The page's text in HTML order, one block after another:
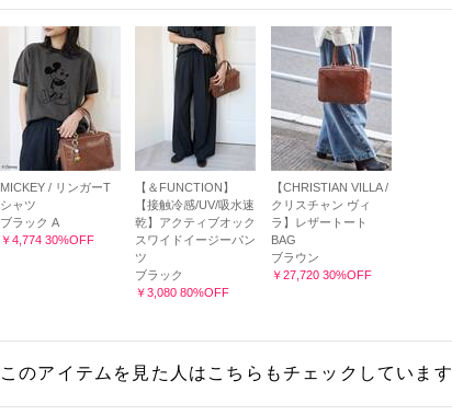
MICKEY / リンガーT
シャツ
ブラック A
￥4,774 30%OFF
【＆FUNCTION】
【接触冷感/UV/吸水速
乾】アクティブオック
スワイドイージーパン
ツ
ブラック
￥3,080 80%OFF
【CHRISTIAN VILLA /
クリスチャン ヴィ
ラ】レザートート
BAG
ブラウン
￥27,720 30%OFF
このアイテムを見た人はこちらもチェックしています